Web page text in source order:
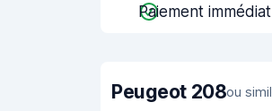
Paiement immédiat
Peugeot 208ou